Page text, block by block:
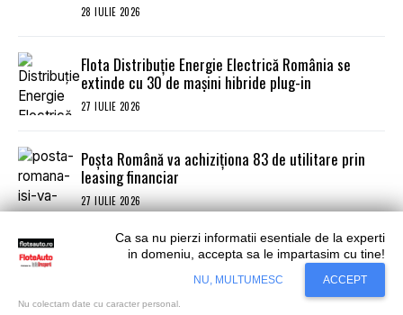
28 IULIE 2026
Flota Distribuție Energie Electrică România se
extinde cu 30 de mașini hibride plug-in
27 IULIE 2026
Poșta Română va achiziționa 83 de utilitare prin
leasing financiar
27 IULIE 2026
Aproape jumătate din subvențiile acordate de
Germania pentru mașini electrice au ajuns la
gospodăriile cu venituri mici
Situl nostru utilizeaza cookies. Ce inseamna
Accept
Ca sa nu pierzi informatii esentiale de la experti
in domeniu, accepta sa le impartasim cu tine!
NU, MULTUMESC ACCEPT
Nu colectam date cu caracter personal.